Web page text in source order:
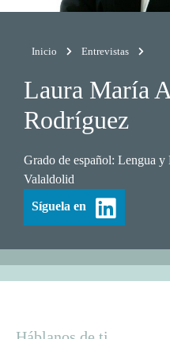
Inicio Entrevistas
Laura María
Rodríguez
Grado de español: Lengua
Valaldolid
Síguela en